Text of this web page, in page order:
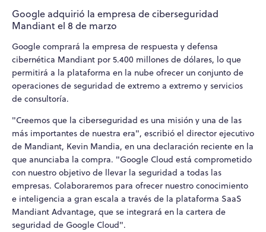
Google adquirió la empresa de ciberseguridad
Mandiant el 8 de marzo
Google comprará la empresa de respuesta y defensa
cibernética Mandiant por 5.400 millones de dólares, lo que
permitirá a la plataforma en la nube ofrecer un conjunto de
operaciones de seguridad de extremo a extremo y servicios
de consultoría.
"Creemos que la ciberseguridad es una misión y una de las
más importantes de nuestra era", escribió el director ejecutivo
de Mandiant, Kevin Mandia, en una declaración reciente en la
que anunciaba la compra. "Google Cloud está comprometido
con nuestro objetivo de llevar la seguridad a todas las
empresas. Colaboraremos para ofrecer nuestro conocimiento
e inteligencia a gran escala a través de la plataforma SaaS
Mandiant Advantage, que se integrará en la cartera de
seguridad de Google Cloud".